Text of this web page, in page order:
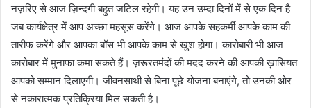
नज़रिए से आज ज़िन्दगी बहुत जटिल रहेगी। यह उन उम्दा दिनों में से एक दिन है
जब कार्यक्षेत्र में आप अच्छा महसूस करेंगे। आज आपके सहकर्मी आपके काम की
तारीफ करेंगे और आपका बॉस भी आपके काम से खुश होगा। कारोबारी भी आज
कारोबार में मुनाफा कमा सकते हैं। ज़रूरतमंदों की मदद करने की आपकी ख़ासियत
आपको सम्मान दिलाएगी। जीवनसाथी से बिना पूछे योजना बनाएंगे, तो उनकी ओर
से नकारात्मक प्रतिक्रिया मिल सकती है।